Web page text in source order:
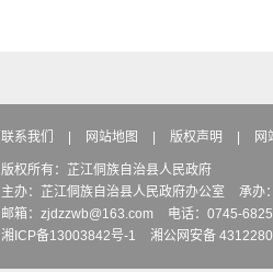
联系我们 | 网站地图 | 版权声明 | 网
版权所有：芷江侗族自治县人民政府
主办：芷江侗族自治县人民政府办公室
承办
邮箱：zjdzzwb@163.com
电话：0745-
湘ICP备13003842号-1
湘公网安备